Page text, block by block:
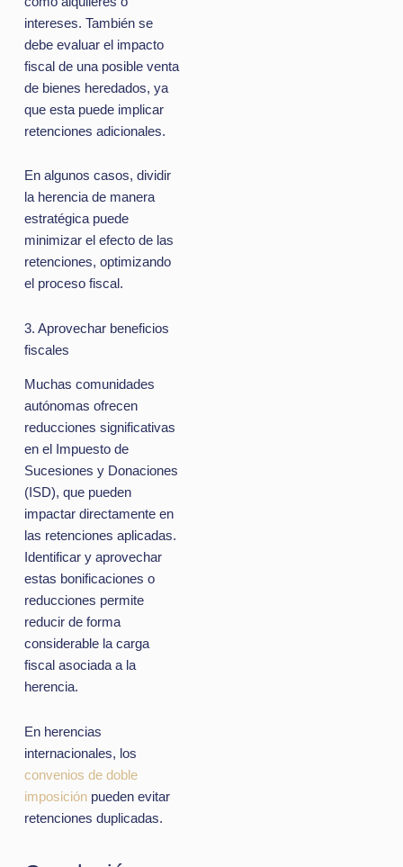
intereses. También se
debe evaluar el impacto
fiscal de una posible venta
de bienes heredados, ya
que esta puede implicar
retenciones adicionales.
En algunos casos, dividir
la herencia de manera
estratégica puede
minimizar el efecto de las
retenciones, optimizando
el proceso fiscal.
3. Aprovechar beneficios
fiscales
Muchas comunidades
autónomas ofrecen
reducciones significativas
en el Impuesto de
Sucesiones y Donaciones
(ISD), que pueden
impactar directamente en
las retenciones aplicadas.
Identificar y aprovechar
estas bonificaciones o
reducciones permite
reducir de forma
considerable la carga
fiscal asociada a la
herencia.
En herencias
internacionales, los
convenios de doble
imposiciónpueden evitar
retenciones duplicadas.